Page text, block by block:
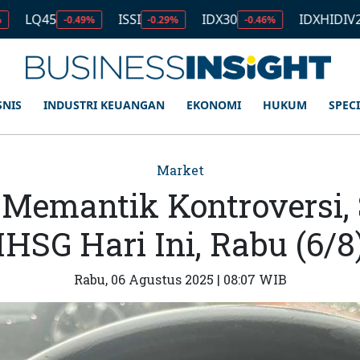
-0.49% ISSI -0.29% IDX30 -0.46% IDXHIDIV20 -0.35%
INDUSTRI KEUANGAN EKONOMI HUKUM
Market
Hari Ini, Rabu (6/
Rabu, 06 Agustus 2025 | 08:07 WIB